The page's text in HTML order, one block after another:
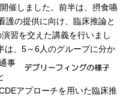
催しました。前半は、摂食嚥
護の提供に向け、臨床推論と
習を交えた講義を行いまし
は、5～6人のグループに分か
事
アプローチを用いた臨床推